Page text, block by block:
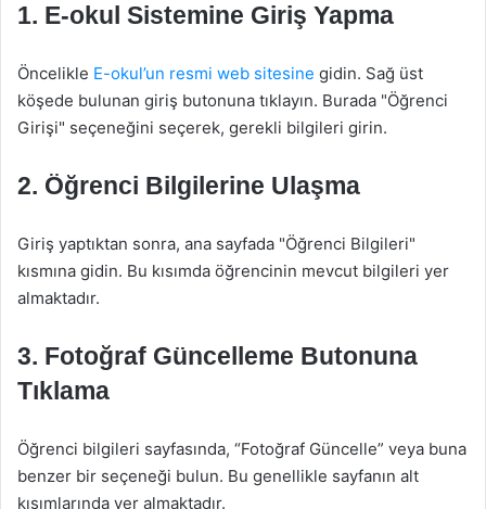
1. E-okul Sistemine Giriş Yapma
Öncelikle E-okul’un resmi web sitesine gidin. Sağ üst
köşede bulunan giriş butonuna tıklayın. Burada "Öğrenci
Girişi" seçeneğini seçerek, gerekli bilgileri girin.
2. Öğrenci Bilgilerine Ulaşma
Giriş yaptıktan sonra, ana sayfada "Öğrenci Bilgileri"
kısmına gidin. Bu kısımda öğrencinin mevcut bilgileri yer
almaktadır.
3. Fotoğraf Güncelleme Butonuna
Tıklama
Öğrenci bilgileri sayfasında, “Fotoğraf Güncelle” veya buna
benzer bir seçeneği bulun. Bu genellikle sayfanın alt
kısımlarında yer almaktadır.